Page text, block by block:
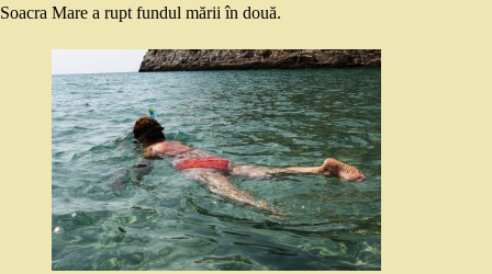
Soacra Mare a rupt fundul mării în două.